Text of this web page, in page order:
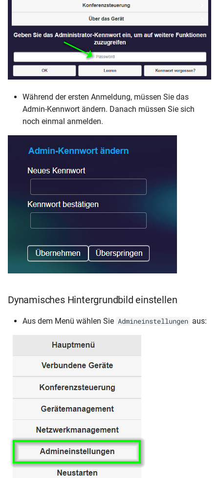
Während der ersten Anmeldung, müssen Sie das
Admin-Kennwort ändern. Danach müssen Sie sich
noch einmal anmelden.
Dynamisches Hintergrundbild einstellen
Aus dem Menü wählen Sie Admineinstellungen aus: